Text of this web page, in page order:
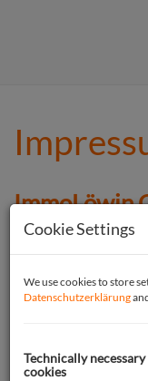
ImmoLöwin
Geschäftsführerin:
Elena Iakovleva
Anschrift:
Haaderstraße 42
Tel: +43 699 109 750
Cookie Settings
We use cookies to store
Datenschutzerklärung
Technically necessary
cookies